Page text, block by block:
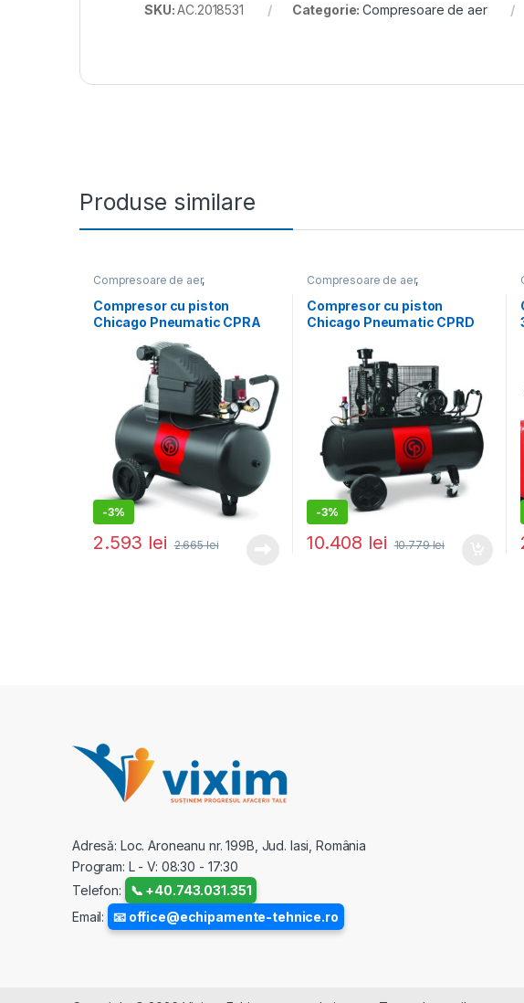
SKU:AC.2018531 Categorie:Compresoare de aer
Produse similare
Compresoare de aer,
Compresoare monofazate
Compresor cu piston
Chicago Pneumatic CPRA
100 MS30 MS, Qasp = 310
l/min, 10 Bar, butelie 100 lL
-3%
2.593 lei 2.665lei
Compresoare de aer,
Compresoare trifazate
Compresor cu piston
Chicago Pneumatic CPRD
l/min, 11 Bar
-3%
10.408 lei 10.779lei
Adresă: Loc. Aroneanu nr. 199B, Jud. Iasi, România
Program: L - V: 08:30 - 17:30
Telefon:
📞 +40.743.031.351
Email:
📧 office@echipamente-tehnice.ro